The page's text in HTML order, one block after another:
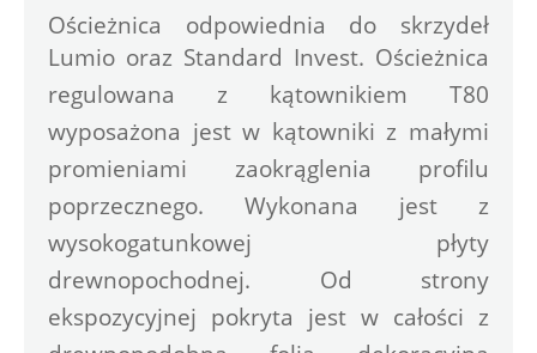
Ościeżnica odpowiednia do skrzydeł
Lumio oraz Standard Invest. Ościeżnica
regulowana z kątownikiem T80
wyposażona jest w kątowniki z małymi
promieniami zaokrąglenia profilu
poprzecznego. Wykonana jest z
wysokogatunkowej płyty
drewnopochodnej. Od strony
ekspozycyjnej pokryta jest w całości z